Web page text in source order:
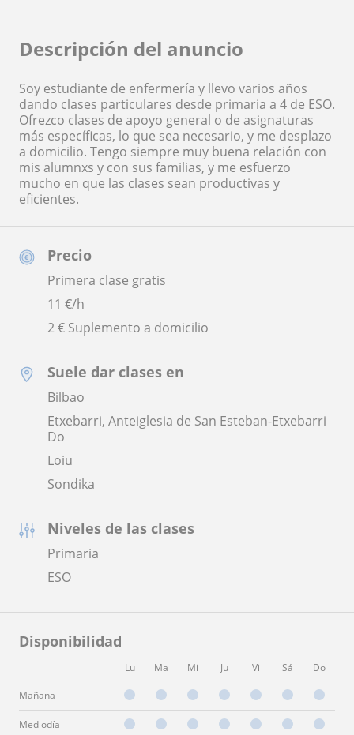
Precio
Primera clase gratis
11 €/h
2 € Suplemento a domicilio
Suele dar clases en
Bilbao
Etxebarri, Anteiglesia de San Esteban-Etxebarri
Do
Loiu
Sondika
Niveles de las clases
Primaria
ESO
Disponibilidad
Lu Ma Mi Ju Vi Sá Do
Mañana
Mediodía
Descripción del anuncio
Soy estudiante de enfermería y llevo varios años
dando clases particulares desde primaria a 4 de ESO.
Ofrezco clases de apoyo general o de asignaturas
más específicas, lo que sea necesario, y me desplazo
a domicilio. Tengo siempre muy buena relación con
mis alumnxs y con sus familias, y me esfuerzo
mucho en que las clases sean productivas y
eficientes.